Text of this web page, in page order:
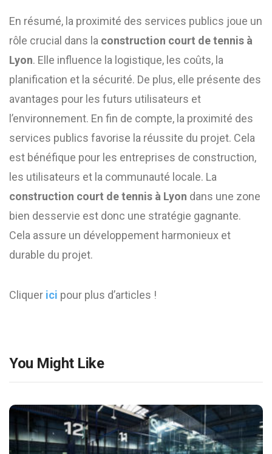
En résumé, la proximité des services publics joue un
rôle crucial dans la construction court de tennis à
Lyon. Elle influence la logistique, les coûts, la
planification et la sécurité. De plus, elle présente des
avantages pour les futurs utilisateurs et
l’environnement. En fin de compte, la proximité des
services publics favorise la réussite du projet. Cela
est bénéfique pour les entreprises de construction,
les utilisateurs et la communauté locale. La
construction court de tennis à Lyon dans une zone
bien desservie est donc une stratégie gagnante.
Cela assure un développement harmonieux et
durable du projet.
Cliquer ici pour plus d’articles !
You Might Like